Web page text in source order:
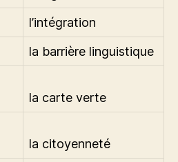
l’intégration
la barrière linguistique
la carte verte
la citoyenneté